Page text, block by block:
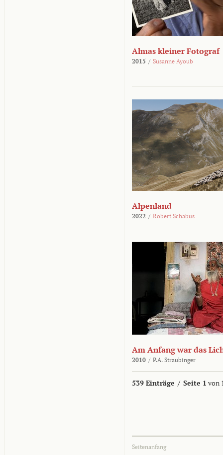
Almas kleiner Fotograf
2015 / Susanne Ayoub
Alpenland
2022 / Robert Schabus
Am Anfang war das
2010 / P.A. Straubinger
539 Einträge / Seite 1 von
Seitenanfang